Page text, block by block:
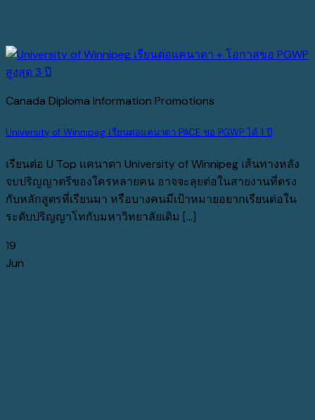
Canada Diploma Information Promotions
University of Winnipeg เรียนต่อแคนาดา PACE ขอ PGWP ได้ 1 ปี
เรียนต่อ U Top แคนาดา University of Winnipeg เส้นทางหลัง
จบปริญญาตรีของใครหลายคน อาจจะลุยต่อในสายงานที่ตรง
กับหลักสูตรที่เรียนมา หรือบางคนมีเป้าหมายอยากเรียนต่อใน
ระดับปริญญาโทกับมหาวิทยาลัยเดิม [...]
19
Jun